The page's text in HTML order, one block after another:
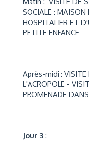
Matin : VISITE DE
SOCIALE : MAISON
HOSPITALIER ET
PETITE ENFANCE
Après-midi : VISITE
L'ACROPOLE -
PROMENADE
Jour 3 :